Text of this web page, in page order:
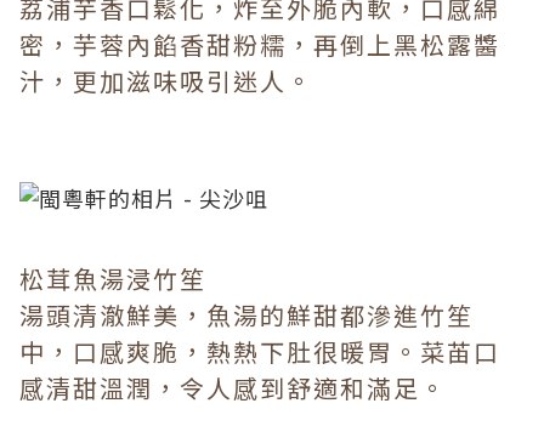
荔浦芋香口鬆化，炸至外脆內軟，口感綿
密，芋蓉內餡香甜粉糯，再倒上黑松露醬
汁，更加滋味吸引迷人。
松茸魚湯浸竹笙
湯頭清澈鮮美，魚湯的鮮甜都滲進竹笙
中，口感爽脆，熱熱下肚很暖胃。菜苖口
感清甜溫潤，令人感到舒適和滿足。